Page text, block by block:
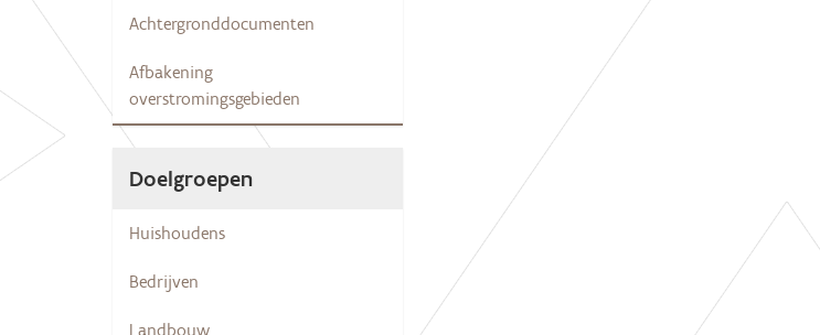
Achtergronddocumenten
Afbakening
overstromingsgebieden
Doelgroepen
Huishoudens
Bedrijven
Landbouw